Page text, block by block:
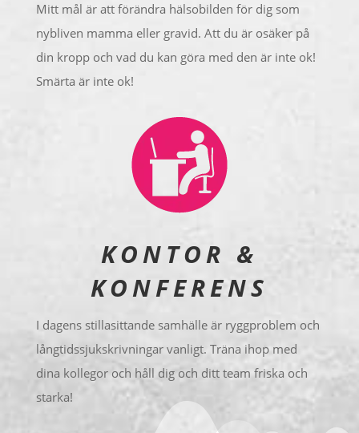
Mitt mål är att förändra hälsobilden för dig som
nybliven mamma eller gravid. Att du är osäker på
din kropp och vad du kan göra med den är inte ok!
Smärta är inte ok!
KONTOR &
KONFERENS
I dagens stillasittande samhälle är ryggproblem och
långtidssjukskrivningar vanligt. Träna ihop med
dina kollegor och håll dig och ditt team friska och
starka!